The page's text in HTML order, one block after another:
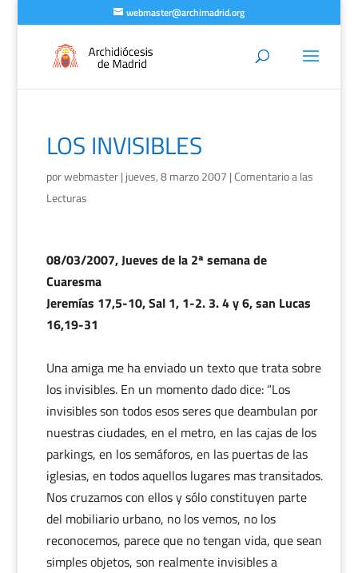
webmaster@archimadrid.org
LOS INVISIBLES
porwebmaster| jueves, 8 marzo 2007 |Comentario a las
Lecturas
08/03/2007, Jueves de la 2ª semana de
Cuaresma
Jeremías 17,5-10, Sal 1, 1-2. 3. 4 y 6, san Lucas
16,19-31
Una amiga me ha enviado un texto que trata sobre
los invisibles. En un momento dado dice: “Los
invisibles son todos esos seres que deambulan por
nuestras ciudades, en el metro, en las cajas de los
parkings, en los semáforos, en las puertas de las
iglesias, en todos aquellos lugares mas transitados.
Nos cruzamos con ellos y sólo constituyen parte
del mobiliario urbano, no los vemos, no los
reconocemos, parece que no tengan vida, que sean
simples objetos, son realmente invisibles a